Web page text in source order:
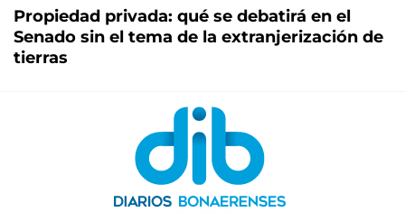
Propiedad privada: qué se debatirá en el
Senado sin el tema de la extranjerización de
tierras